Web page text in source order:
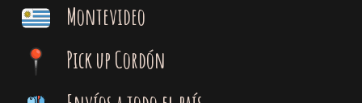
Montevideo
Pick up Cordón